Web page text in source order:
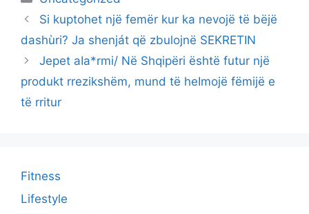
Si kuptohet një femër kur ka nevojë të bëjë
dashùri? Ja shenját që zbulojnë SEKRETIN
Jepet aIa*rmi/ Në Shqipëri është futur një
produkt rrezikshëm, mund të heImojë fëmijë e
të rritur
Fitness
Lifestyle